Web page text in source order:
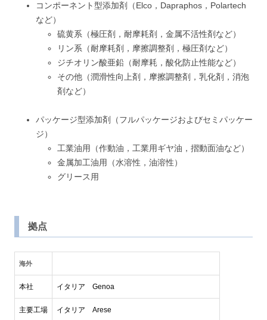
コンポーネント型添加剤（Elco，Dapraphos，Polartech
など）
硫黄系（極圧剤，耐摩耗剤，金属不活性剤など）
リン系（耐摩耗剤，摩擦調整剤，極圧剤など）
ジチオリン酸亜鉛（耐摩耗，酸化防止性能など）
その他（潤滑性向上剤，摩擦調整剤，乳化剤，消泡
剤など）
パッケージ型添加剤（フルパッケージおよびセミパッケー
ジ）
工業油用（作動油，工業用ギヤ油，摺動面油など）
金属加工油用（水溶性，油溶性）
グリース用
拠点
海外
本社 イタリア Genoa
主要工場 イタリア Arese